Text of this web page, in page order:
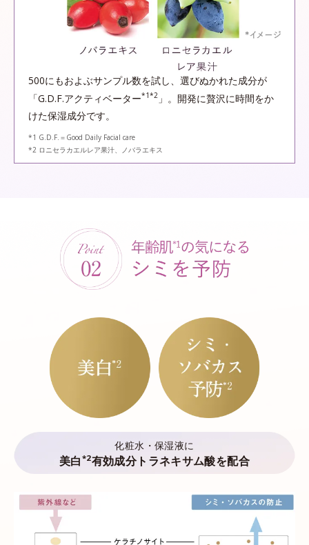
500にもおよぶサンプル数を試し、選びぬかれた成分が
「G.D.F.アクティベーター*1*2 」。開発に贅沢に時間をか
けた保湿成分です。
*1 G.D.F.＝Good Daily Facial care
*2 ロニセラカエルレア果汁、ノバラエキス
化粧水・保湿液に
美白 *2有効成分トラネキサム酸を配合